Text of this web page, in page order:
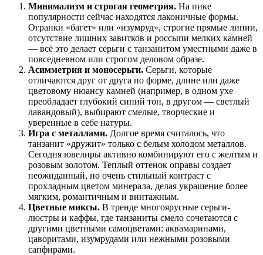
Минимализм и строгая геометрия. На пике
популярности сейчас находятся лаконичные формы.
Огранки «багет» или «изумруд», строгие прямые линии,
отсутствие лишних завитков и россыпи мелких камней
— всё это делает серьги с танзанитом уместными даже в
повседневном или строгом деловом образе.
Асимметрия и моносерьги. Серьги, которые
отличаются друг от друга по форме, длине или даже
цветовому нюансу камней (например, в одном ухе
преобладает глубокий синий тон, в другом — светлый
лавандовый), выбирают смелые, творческие и
уверенные в себе натуры.
Игра с металлами. Долгое время считалось, что
танзанит «дружит» только с белым холодом металлов.
Сегодня ювелиры активно комбинируют его с желтым и
розовым золотом. Теплый оттенок оправы создает
неожиданный, но очень стильный контраст с
прохладным цветом минерала, делая украшение более
мягким, романтичным и винтажным.
Цветные миксы. В тренде многоярусные серьги-
люстры и каффы, где танзаниты смело сочетаются с
другими цветными самоцветами: аквамаринами,
цаворитами, изумрудами или нежными розовыми
сапфирами.